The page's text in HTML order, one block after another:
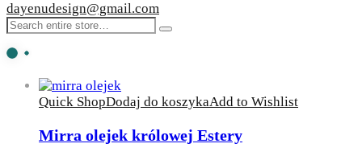
dayenudesign@gmail.com
Quick ShopDodaj do koszykaAdd to Wishlist
Mirra olejek królowej Estery